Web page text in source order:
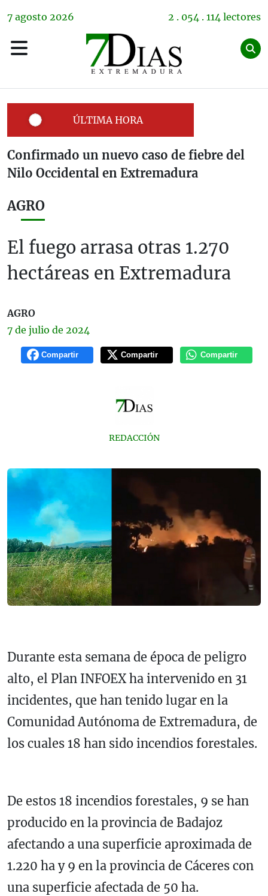
7 agosto 2026 2 . 054 . 114 lectores
ÚLTIMA HORA
Confirmado un nuevo caso de fiebre del
Nilo Occidental en Extremadura
AGRO
El fuego arrasa otras 1.270
hectáreas en Extremadura
AGRO
7 de julio de 2024
Compartir Compartir Compartir
REDACCIÓN
Durante esta semana de época de peligro
alto, el Plan INFOEX ha intervenido en 31
incidentes, que han tenido lugar en la
Comunidad Autónoma de Extremadura, de
los cuales 18 han sido incendios forestales.
De estos 18 incendios forestales, 9 se han
producido en la provincia de Badajoz
afectando a una superficie aproximada de
1.220 ha y 9 en la provincia de Cáceres con
una superficie afectada de 50 ha.